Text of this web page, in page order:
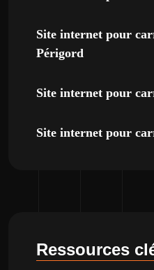
Site internet pour
Périgord
Site internet pour
Site internet pour
Ressources